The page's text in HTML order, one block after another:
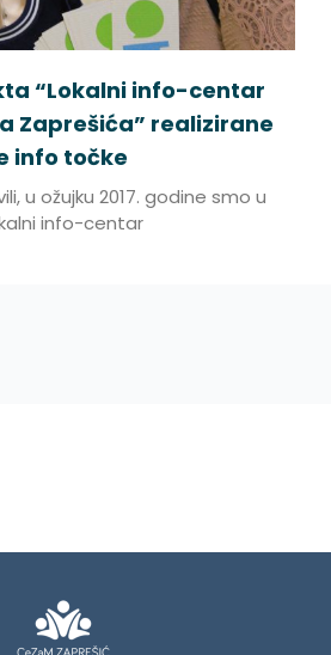
“Lokalni info-centar
Zaprešića” realizirane
info točke
u ožujku 2017. godine smo u
info-centar